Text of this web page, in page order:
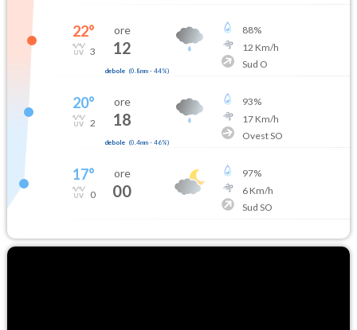
22°
3
ore
12
debole (0.8mm- 44%)
88%
12 Km/h
Sud O
20°
2
ore
18
debole (0.4mm- 46%)
93%
17Km/h
Ovest SO
17°
0
ore
00
97%
6Km/h
Sud SO